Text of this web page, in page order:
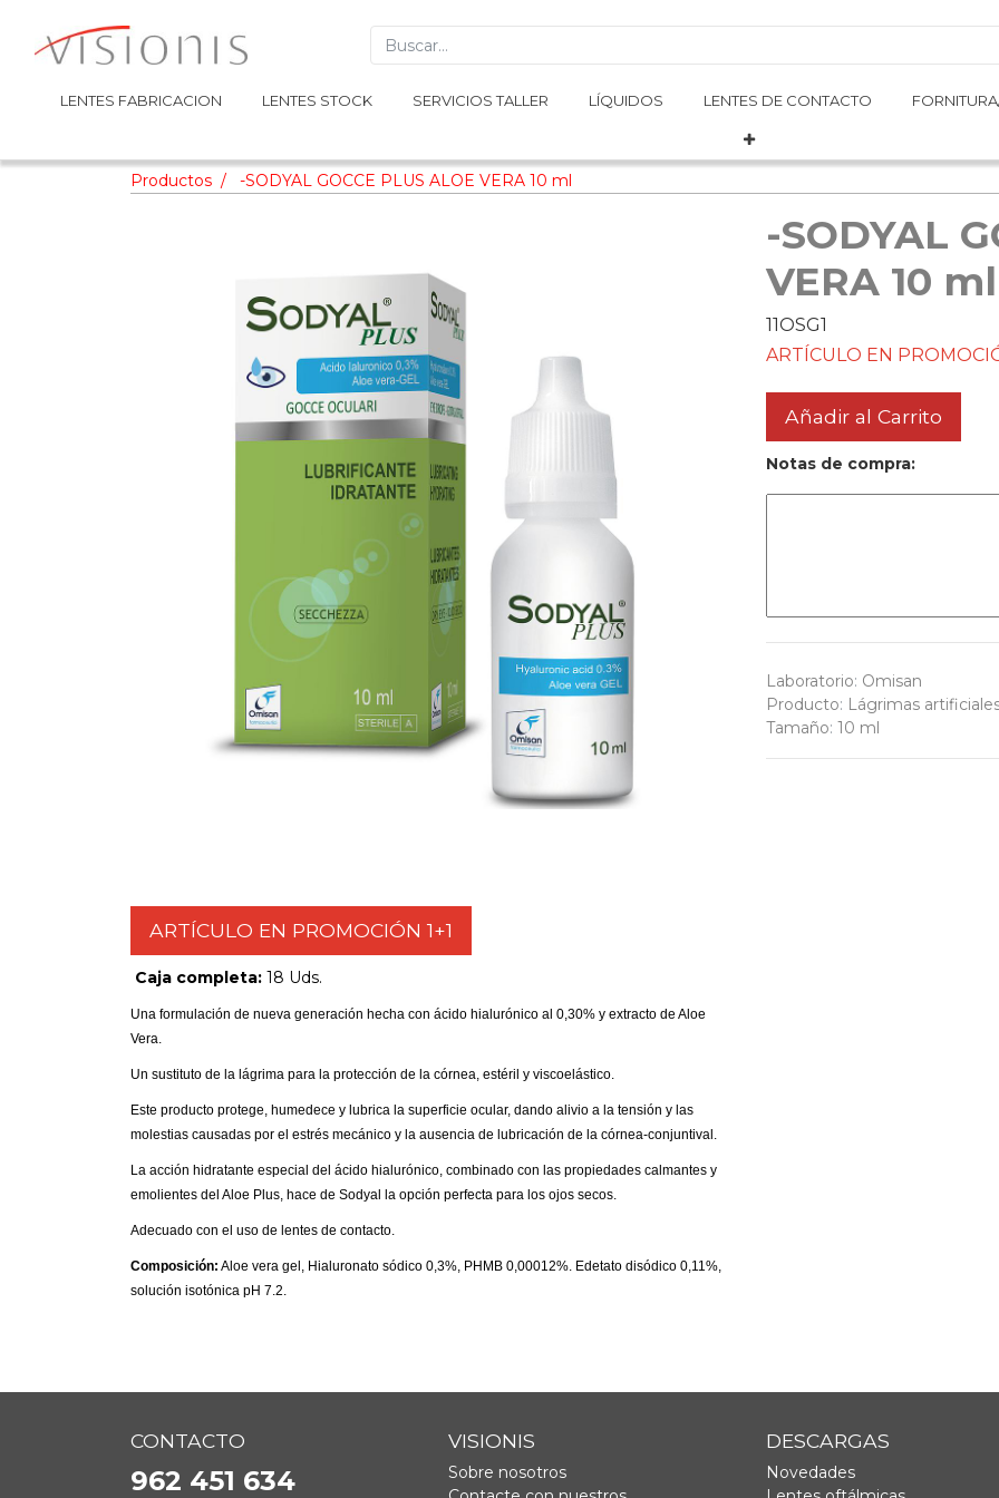
LENTES FABRICACION LENTES STOCK SERVICIOS TALLER LÍQUIDOS LENTES DE CONTACTO
LENTES FABRICACION LENTES STOCK SERVICIOS TALLER LÍQUIDOS LENTES DE CONTACTO
Productos -SODYAL GOCCE PLUS ALOE VERA 10 ml
ARTÍCULO EN PROMOCIÓN 1+1
Caja completa: 18 Uds.
Una formulación de nueva generación hecha con ácido hialurónico al 0,30% y extracto de Aloe
Vera.
Un sustituto de la lágrima para la protección de la córnea, estéril y viscoelástico.
Este producto protege, humedece y lubrica la superficie ocular, dando alivio a la tensión y las
molestias causadas por el estrés mecánico y la ausencia de lubricación de la córnea-conjuntival.
La acción hidratante especial del ácido hialurónico, combinado con las propiedades calmantes y
emolientes del Aloe Plus, hace de Sodyal la opción perfecta para los ojos secos.
Adecuado con el uso de lentes de contacto.
Composición: Aloe vera gel, Hialuronato sódico 0,3%, PHMB 0,00012%. Edetato disódico 0,11%,
solución isotónica pH 7.2.
-SODYAL
VERA 10 ml
11OSG1
ARTÍCULO EN
Añadir al Carrito
Notas de compra:
Laboratorio: Omisan
Producto: Lágrimas
Tamaño: 10 ml
CONTACTO
962 451 634
VISIONIS
Sobre nosotros
DESCARGAS
Novedades